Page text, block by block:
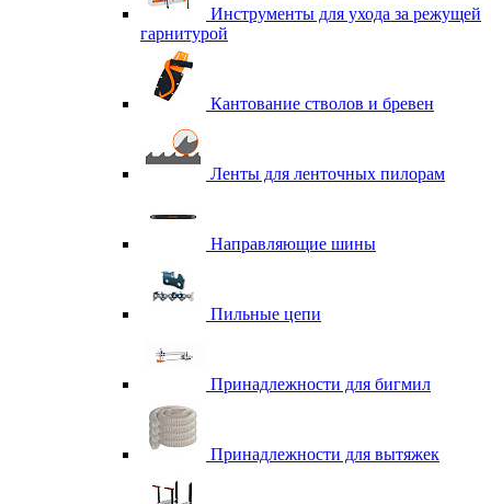
Инструменты для ухода за режущей
гарнитурой
Кантование стволов и бревен
Ленты для ленточных пилорам
Направляющие шины
Пильные цепи
Принадлежности для бигмил
Принадлежности для вытяжек